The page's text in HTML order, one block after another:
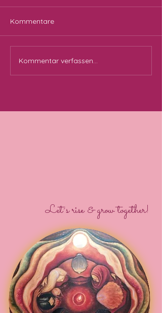
Kommentare
Kommentar verfassen...
Let´s rise & grow together!